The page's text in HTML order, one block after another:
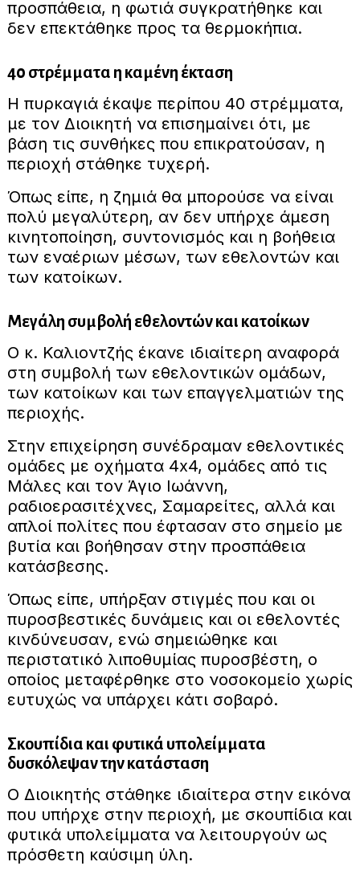
προσπάθεια, η φωτιά συγκρατήθηκε και
δεν επεκτάθηκε προς τα θερμοκήπια.
40 στρέμματα η καμένη έκταση
Η πυρκαγιά έκαψε περίπου 40 στρέμματα,
με τον Διοικητή να επισημαίνει ότι, με
βάση τις συνθήκες που επικρατούσαν, η
περιοχή στάθηκε τυχερή.
Όπως είπε, η ζημιά θα μπορούσε να είναι
πολύ μεγαλύτερη, αν δεν υπήρχε άμεση
κινητοποίηση, συντονισμός και η βοήθεια
των εναέριων μέσων, των εθελοντών και
των κατοίκων.
Μεγάλη συμβολή εθελοντών και κατοίκων
Ο κ. Καλιοντζής έκανε ιδιαίτερη αναφορά
στη συμβολή των εθελοντικών ομάδων,
των κατοίκων και των επαγγελματιών της
περιοχής.
Στην επιχείρηση συνέδραμαν εθελοντικές
ομάδες με οχήματα 4x4, ομάδες από τις
Μάλες και τον Άγιο Ιωάννη,
ραδιοερασιτέχνες, Σαμαρείτες, αλλά και
απλοί πολίτες που έφτασαν στο σημείο με
βυτία και βοήθησαν στην προσπάθεια
κατάσβεσης.
Όπως είπε, υπήρξαν στιγμές που και οι
πυροσβεστικές δυνάμεις και οι εθελοντές
κινδύνευσαν, ενώ σημειώθηκε και
περιστατικό λιποθυμίας πυροσβέστη, ο
οποίος μεταφέρθηκε στο νοσοκομείο χωρίς
ευτυχώς να υπάρχει κάτι σοβαρό.
Σκουπίδια και φυτικά υπολείμματα
δυσκόλεψαν την κατάσταση
Ο Διοικητής στάθηκε ιδιαίτερα στην εικόνα
που υπήρχε στην περιοχή, με σκουπίδια και
φυτικά υπολείμματα να λειτουργούν ως
πρόσθετη καύσιμη ύλη.